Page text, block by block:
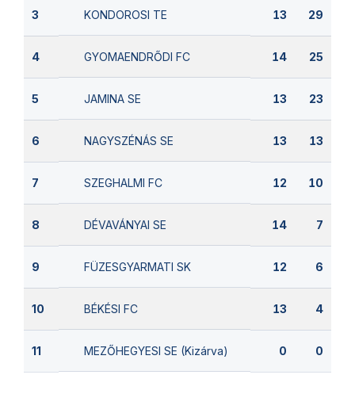
3 KONDOROSI TE 13 29
4 GYOMAENDRŐDI FC 14 25
5 JAMINA SE 13 23
6 NAGYSZÉNÁS SE 13 13
7 SZEGHALMI FC 12 10
8 DÉVAVÁNYAI SE 14 7
9 FÜZESGYARMATI SK 12 6
10 BÉKÉSI FC 13 4
11 MEZŐHEGYESI SE (Kizárva) 0 0